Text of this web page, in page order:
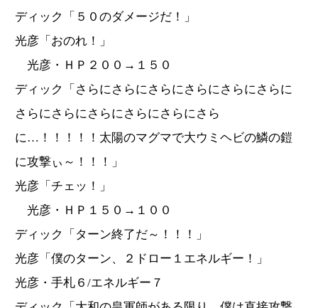
ディック「５０のダメージだ！」
光彦「おのれ！」
光彦・ＨＰ２００→１５０
ディック「さらにさらにさらにさらにさらにさらに
さらにさらにさらにさらにさらにさら
に…！！！！！太陽のマグマで大ウミヘビの鱗の鎧
に攻撃ぃ～！！！」
光彦「チェッ！」
光彦・ＨＰ１５０→１００
ディック「ターン終了だ～！！！」
光彦「僕のターン、２ドロー１エネルギー！」
光彦・手札６/エネルギー７